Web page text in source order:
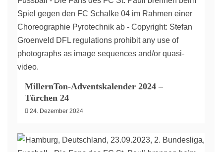
MillernTon-Adventskalender 2024 –
Türchen 24
24. Dezember 2024